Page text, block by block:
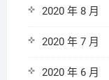
2020 年 8 月
2020 年 7 月
2020 年 6 月